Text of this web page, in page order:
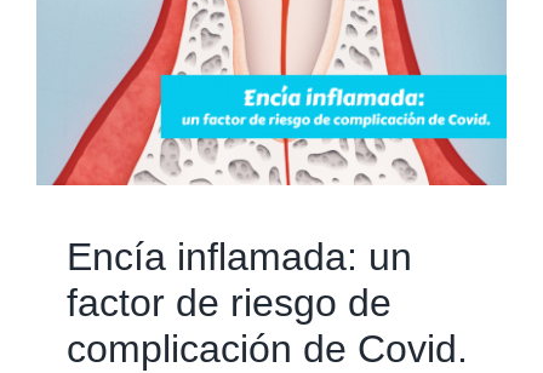
Blog
Encía inflamada: un
factor de riesgo de
complicación de Covid.